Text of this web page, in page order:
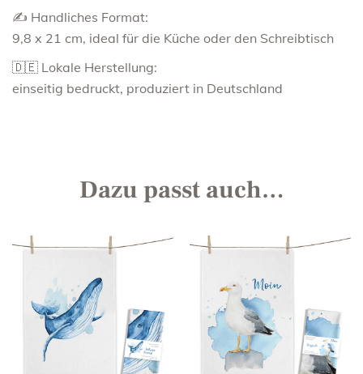
✍️ Handliches Format:
9,8 x 21 cm, ideal für die Küche oder den Schreibtisch
🇩🇪 Lokale Herstellung:
einseitig bedruckt, produziert in Deutschland
Dazu passt auch…